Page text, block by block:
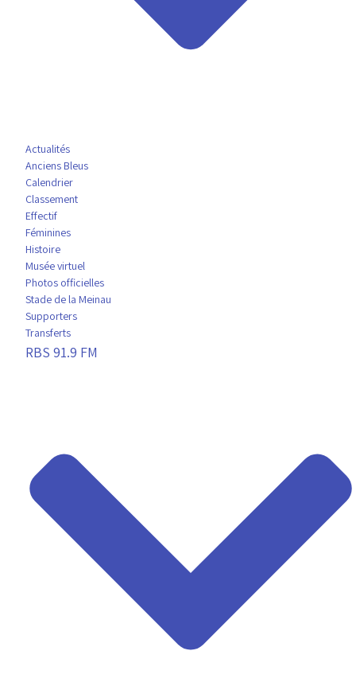
Actualités
Anciens Bleus
Calendrier
Classement
Effectif
Féminines
Histoire
Musée virtuel
Photos officielles
Stade de la Meinau
Supporters
Transferts
RBS 91.9 FM